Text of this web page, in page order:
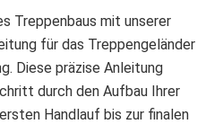
Treppenbaus mit unserer
für das Treppengeländer
Diese präzise Anleitung
durch den Aufbau Ihrer
Handlauf bis zur finalen